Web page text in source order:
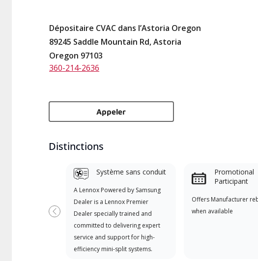
Dépositaire CVAC dans l’Astoria Oregon
89245 Saddle Mountain Rd, Astoria
Oregon 97103
360-214-2636
Appeler
Distinctions
Système sans conduit
A Lennox Powered by Samsung
Dealer is a Lennox Premier
Dealer specially trained and
committed to delivering expert
service and support for high-
efficiency mini-split systems.
Promotional
Participant
Offers Manufacturer
when available
Previous